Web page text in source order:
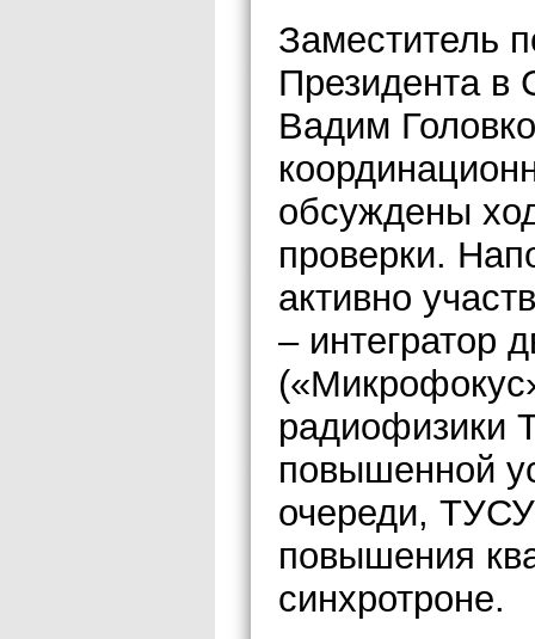
Заместитель
Президента в
Вадим
обсуждены
проверки.
активно
– интегратор
радиофизики
повышенной
очереди,
повышения
синхротроне.